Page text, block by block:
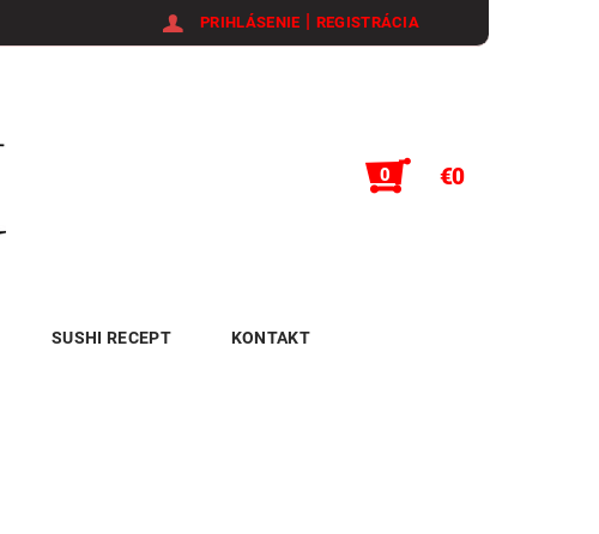
PRIHLÁSENIE | REGISTRÁCIA
0 €0
SUSHI RECEPT KONTAKT